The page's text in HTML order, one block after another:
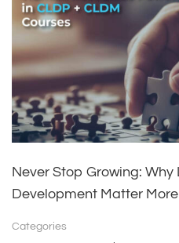
Never Stop Growing:
Development Matter
Categories